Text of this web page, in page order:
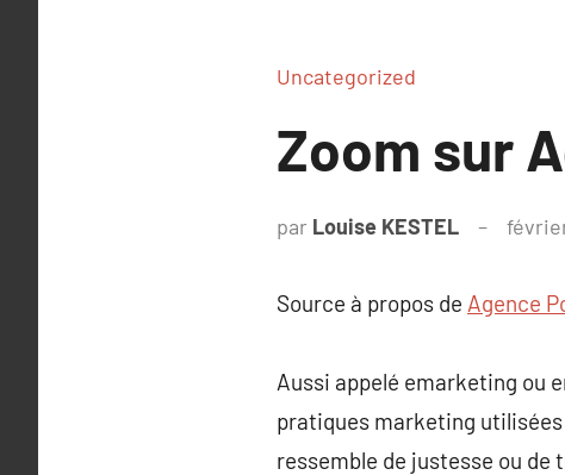
Uncategorized
Zoom sur
par Louise KESTEL
Source à propos de Agence
Aussi appelé emarketing ou
pratiques marketing
ressemble de justesse ou de